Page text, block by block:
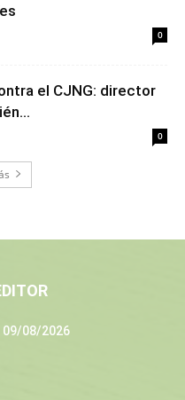
0
el CJNG: director
0
08/2026